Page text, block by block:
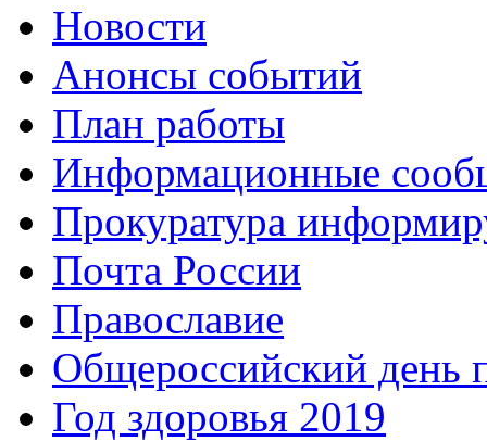
Новости
Анонсы событий
План работы
Информационные
Прокуратура
Почта России
Православие
Общероссийский день
Год здоровья 2019